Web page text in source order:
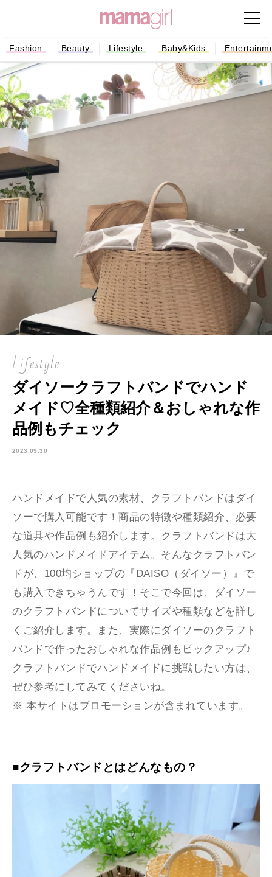
Fashion Beauty Lifestyle Baby&Kids
Lifestyle
ダイソークラフトバンドでハンド
メイド♡全種類紹介＆おしゃれな作
品例もチェック
2023.09.30
ハンドメイドで人気の素材、クラフトバンドはダイ
ソーで購入可能です！商品の特徴や種類紹介、必要
な道具や作品例も紹介します。クラフトバンドは大
人気のハンドメイドアイテム。そんなクラフトバン
ドが、100均ショップの『DAISO（ダイソー）』で
も購入できちゃうんです！そこで今回は、ダイソー
のクラフトバンドについてサイズや種類などを詳し
くご紹介します。また、実際にダイソーのクラフト
バンドで作ったおしゃれな作品例もピックアップ♪
クラフトバンドでハンドメイドに挑戦したい方は、
ぜひ参考にしてみてくださいね。
※ 本サイトはプロモーションが含まれています。
■クラフトバンドとはどんなもの？